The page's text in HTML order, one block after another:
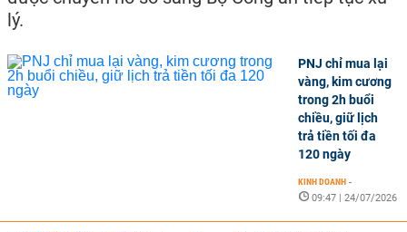
lý.
PNJ chỉ mua lại
vàng, kim cương
trong 2h buổi
chiều, giữ lịch
trả tiền tối đa
120 ngày
KINH DOANH -
09:47 | 24/07/2026